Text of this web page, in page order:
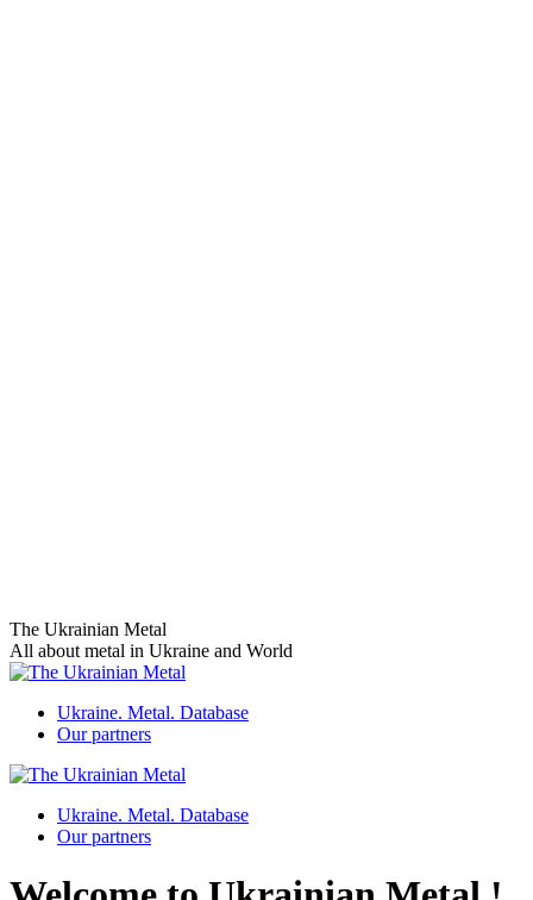
The Ukrainian Metal
All about metal in Ukraine and World
Ukraine. Metal. Database
Our partners
Ukraine. Metal. Database
Our partners